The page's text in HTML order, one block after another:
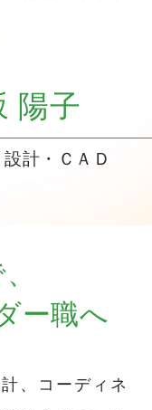
陽子
設計・ＣＡＤ
ー職へ
、コーディネ